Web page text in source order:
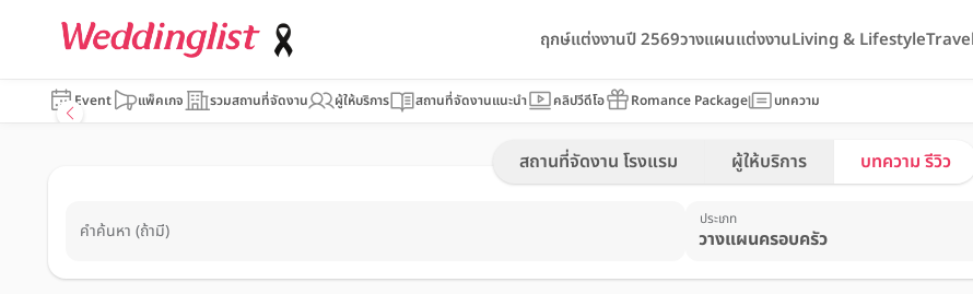
ฤกษ์แต่งงานปี 2569วางแผนแต่งงานLiving & Lifestyle
Event แพ็คเกจ รวมสถานที่จัดงาน ผู้ให้บริการ สถานที่จัดงานแนะนำ คลิปวีดีโอ Romance Package บทความ
สถานที่จัดงาน โรงแรม ผู้ให้บริการ บทความ รีวิว
คำค้นหา (ถ้ามี)
ประเภท